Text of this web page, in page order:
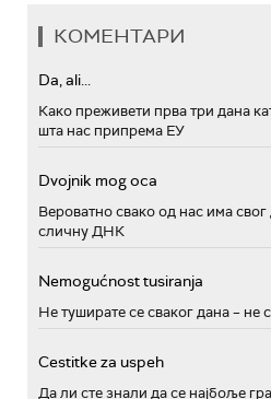
КОМЕНТАРИ
Da, ali...
Како преживети прва три дана
шта нас припрема ЕУ
Dvojnik mog oca
Вероватно свако од нас има свог
сличну ДНК
Nemogućnost tusiranja
Не туширате се сваког дана – не
Cestitke za uspeh
Да ли сте знали да се најбоље